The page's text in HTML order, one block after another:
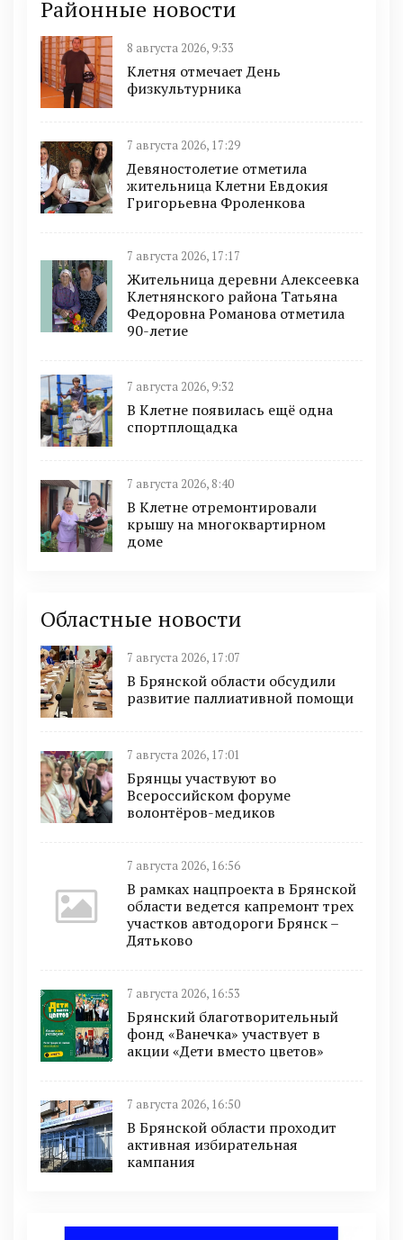
Районные новости
8 августа 2026, 9:33
Клетня отмечает День
физкультурника
7 августа 2026, 17:29
Девяностолетие отметила
жительница Клетни Евдокия
Григорьевна Фроленкова
7 августа 2026, 17:17
Жительница деревни Алексеевка
Клетнянского района Татьяна
Федоровна Романова отметила
90-летие
7 августа 2026, 9:32
В Клетне появилась ещё одна
спортплощадка
7 августа 2026, 8:40
В Клетне отремонтировали
крышу на многоквартирном
доме
Областные новости
7 августа 2026, 17:07
В Брянской области обсудили
развитие паллиативной помощи
7 августа 2026, 17:01
Брянцы участвуют во
Всероссийском форуме
волонтёров-медиков
7 августа 2026, 16:56
В рамках нацпроекта в Брянской
области ведется капремонт трех
участков автодороги Брянск –
Дятьково
7 августа 2026, 16:53
Брянский благотворительный
фонд «Ванечка» участвует в
акции «Дети вместо цветов»
7 августа 2026, 16:50
В Брянской области проходит
активная избирательная
кампания